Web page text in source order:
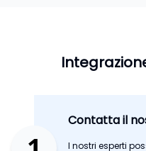
Contatta il
I nostri esperti